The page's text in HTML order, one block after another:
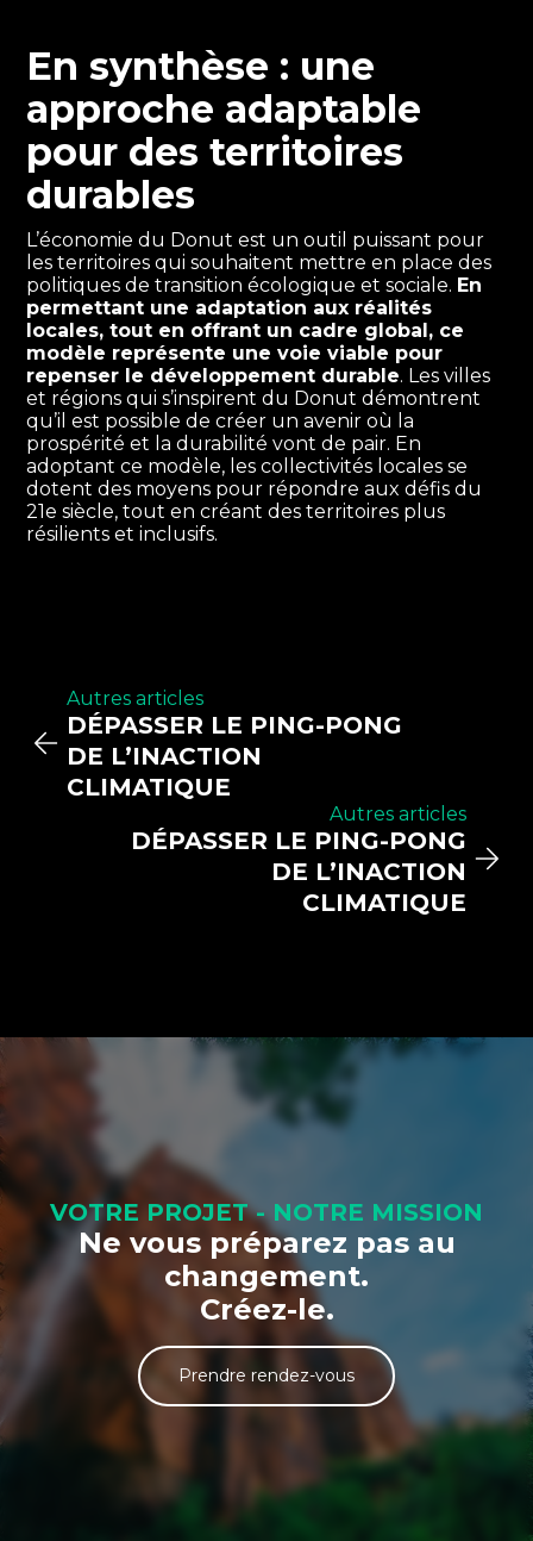
En synthèse : une
approche adaptable
pour des territoires
durables
L’économie du Donut est un outil puissant pour
les territoires qui souhaitent mettre en place des
politiques de transition écologique et sociale. En
permettant une adaptation aux réalités
locales, tout en offrant un cadre global, ce
modèle représente une voie viable pour
repenser le développement durable. Les villes
et régions qui s’inspirent du Donut démontrent
qu’il est possible de créer un avenir où la
prospérité et la durabilité vont de pair. En
adoptant ce modèle, les collectivités locales se
dotent des moyens pour répondre aux défis du
21e siècle, tout en créant des territoires plus
résilients et inclusifs.
Autres articles
DÉPASSER LE PING-PONG
DE L’INACTION
CLIMATIQUE
Autres articles
DÉPASSER LE PING-PONG
DE L’INACTION
CLIMATIQUE
VOTRE PROJET - NOTRE MISSION
Ne vous préparez pas au
changement.
Créez-le.
Prendre rendez-vous